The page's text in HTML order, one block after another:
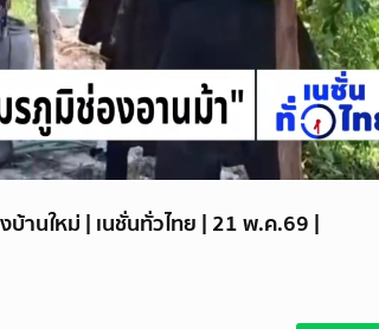
านใหม่ | เนชั่นทั่วไทย | 21 พ.ค.69 |
น้าแนว ไปรบมานานถึง 9 เดือน แต่ชีวิตยากจน ต้องมา